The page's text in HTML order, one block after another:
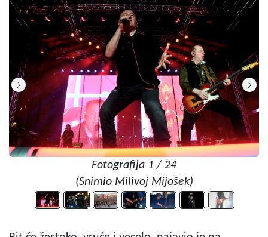
Fotografija 1 / 24
(Snimio Milivoj Mijošek)